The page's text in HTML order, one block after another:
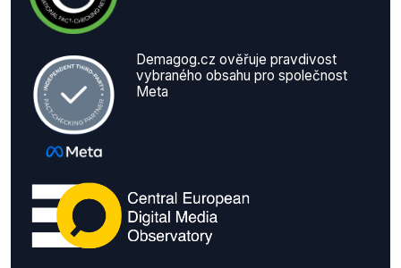
Demagog.cz ověřuje pravdivost
vybraného obsahu pro společnost
Meta